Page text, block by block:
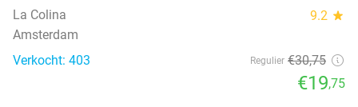
La Colina 9.2 star
Amsterdam
Verkocht: 403
Regulier €30,75
€19,75